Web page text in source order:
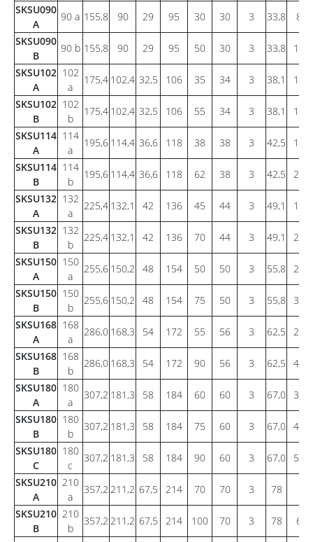
SKSU090
A
90 a 155,8 90 29 95 30 30 3 33,8
SKSU090
B
90 b 155,8 90 29 95 50 30 3 33,8
SKSU102
A
102
a
175,4 102,4 32,5 106 35 34 3 38,1
SKSU102
B
102
b
175,4 102,4 32,5 106 55 34 3 38,1
SKSU114
A
114
a
195,6 114,4 36,6 118 38 38 3 42,5
SKSU114
B
114
b
195,6 114,4 36,6 118 62 38 3 42,5
SKSU132
A
132
a
225,4 132,1 42 136 45 44 3 49,1
SKSU132
B
132
b
225,4 132,1 42 136 70 44 3 49,1
SKSU150
A
150
a
255,6 150,2 48 154 50 50 3 55,8
SKSU150
B
150
b
255,6 150,2 48 154 75 50 3 55,8
SKSU168
A
168
a
286,0 168,3 54 172 55 56 3 62,5
SKSU168
B
168
b
286,0 168,3 54 172 90 56 3 62,5
SKSU180
A
180
a
307,2 181,3 58 184 60 60 3 67,0
SKSU180
B
180
b
307,2 181,3 58 184 75 60 3 67,0
SKSU180
C
180
c
307,2 181,3 58 184 90 60 3 67,0
SKSU210
A
210
a
357,2 211,2 67,5 214 70 70 3 78
SKSU210
B
210
b
357,2 211,2 67,5 214 100 70 3 78